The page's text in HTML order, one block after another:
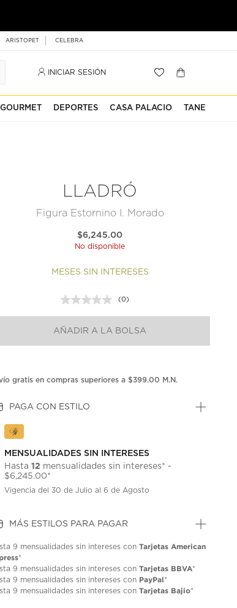
ARISTOPET CELEBRA
INICIAR SESIÓN
GOURMET DEPORTES CASA PALACIO TANE
LLADRÓ
Figura Estornino I. Morado
$6,245.00
No disponible
MESES SIN INTERESES
Sin
puntuación.
en
la
(0)
AÑADIR A LA BOLSA
gratis en compras superiores a $399.00 M.N.
PAGA CON ESTILO
MENSUALIDADES SIN INTERESES
Hasta12 mensualidades sin intereses* -
$6,245.00*
Vigencia del 30 de Julio al 6 de Agosto
MÁS ESTILOS PARA PAGAR
9 mensualidades sin intereses conTarjetas American
*
9 mensualidades sin intereses conTarjetas BBVA*
9 mensualidades sin intereses con PayPal*
9 mensualidades sin intereses conTarjetas Bajio*